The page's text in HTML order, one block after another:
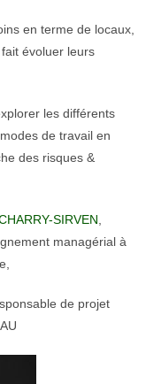
en terme de locaux,
évoluer leurs
les différents
de travail en
des risques &
SIRVEN
managérial à
de projet